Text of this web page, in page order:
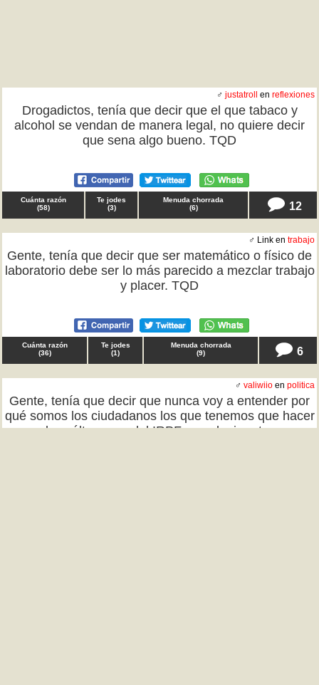
♂ justatroll en reflexiones
Drogadictos, tenía que decir que el que tabaco y
alcohol se vendan de manera legal, no quiere decir
que sena algo bueno. TQD
Cuánta razón
(58)
Te jodes
(3)
Menuda chorrada
(6) 12
♂ Link en trabajo
Gente, tenía que decir que ser matemático o físico de
laboratorio debe ser lo más parecido a mezclar trabajo
y placer. TQD
Cuánta razón
(36)
Te jodes
(1)
Menuda chorrada
(9) 6
♂ valiwiio en politica
Gente, tenía que decir que nunca voy a entender por
qué somos los ciudadanos los que tenemos que hacer
los cáltraseros del IRPF o cualquier otra